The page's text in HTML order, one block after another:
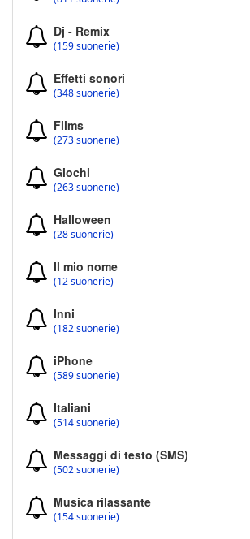
Dj - Remix
(159 suonerie)
Effetti sonori
(348 suonerie)
Films
(273 suonerie)
Giochi
(263 suonerie)
Halloween
(28 suonerie)
Il mio nome
(12 suonerie)
Inni
(182 suonerie)
iPhone
(589 suonerie)
Italiani
(514 suonerie)
Messaggi di testo (SMS)
(502 suonerie)
Musica rilassante
(154 suonerie)